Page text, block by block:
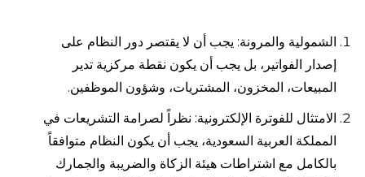
الشمولية والمرونة: يجب أن لا يقتصر دور النظام على
إصدار الفواتير، بل يجب أن يكون نقطة مركزية تدير
المبيعات، المخزون، المشتريات، وشؤون الموظفين.
الامتثال للفوترة الإلكترونية: نظراً لصرامة التشريعات في
المملكة العربية السعودية، يجب أن يكون النظام متوافقاً
بالكامل مع اشتراطات هيئة الزكاة والضريبة والجمارك